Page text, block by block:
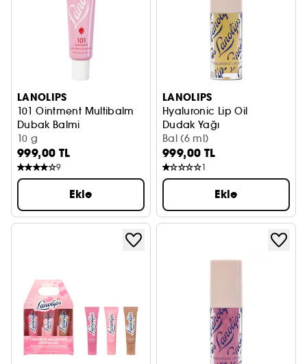
LANOLIPS
101 Ointment Multibalm
Dubak Balmi
10 g
999,00 TL
9
Ekle
LANOLIPS
Hyaluronic Lip Oil
Dudak Yağı
Bal (6 ml)
999,00 TL
1
Ekle